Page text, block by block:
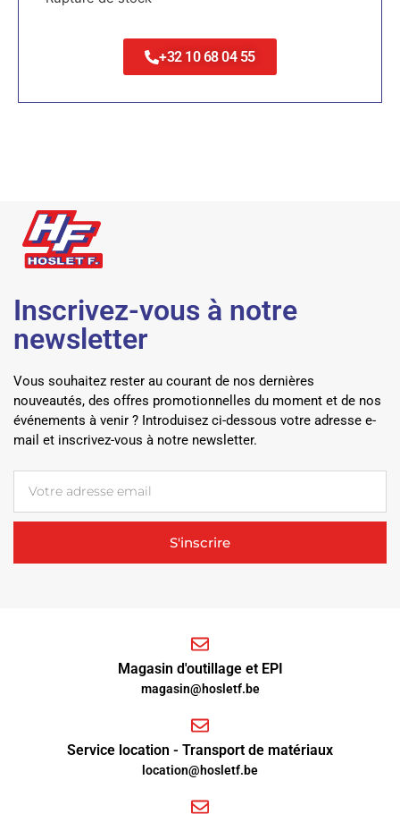
+32 10 68 04 55
Inscrivez-vous à notre
newsletter
Vous souhaitez rester au courant de nos dernières
nouveautés, des offres promotionnelles du moment et de nos
événements à venir ? Introduisez ci-dessous votre adresse e-
mail et inscrivez-vous à notre newsletter.
S'inscrire
Magasin d'outillage et EPI
magasin@hosletf.be
Service location - Transport de matériaux
location@hosletf.be